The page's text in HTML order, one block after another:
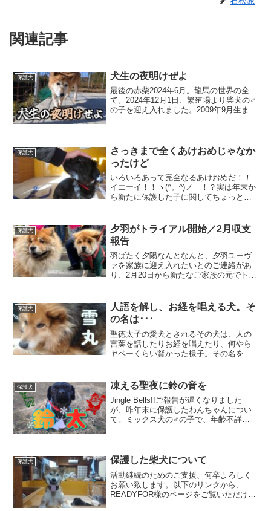
関連記事
保護犬 犬生の夜明けぜよ
最後の赤柴2024年6月。龍馬の世界の全
て。2024年12月1日、繁殖場より柴犬の♂
の子を迎え入れました。2009年9月生まれ
はな...
保護犬
さっきまで全くあけおめじゃなか
ったけど
いろいろあって完全なるあけおめだ！！
イエーイ！！ヽ(^。^)ノ ！？実は年末か
ら新たに保護した子に関してちょっとし
決しました！これで心置きなくあけおめ
と言えます！202...
保護犬
夕羽がトライアル開始／2月収支
報告
羽ばたく夕陽なんとなんと、夕羽ユーヴ
ァを家族に迎え入れたいとのご連絡があ
り、2月20日から新たなご家族の元でトラ
え入れ、あれから2年近くが過ぎました。
正直、看取...
保護犬
人語を解し、お経を唱える犬。そ
の名は･･･
聖徳太子の愛犬とされるその犬は、人の
言葉を話したりお経を唱えたり、何やら
ヤベーくらい賢かった様子。その名を、
月23日に迎え入れた、1頭の雑種犬。名
を、元の名前と似た響...
保護犬 凍える聖夜に鈴の音を
Jingle Bells!!ご報告が遅くなりました
が、昨年末に保護したわんちゃんについ
て。ミックス犬の♂の子で、年齢不詳で
できず申し訳な...
保護犬 保護した柴犬について
活動継続のためのご支援、何卒よろしく
お願い致します。以下のリンクから、
READYFOR様のページをご覧いただけま